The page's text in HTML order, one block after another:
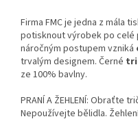
Firma FMC je jedna z mála
potisknout výrobek po celé
náročným postupem vzniká
trvalým designem. Černé
ze 100% bavlny.
PRANÍ A ŽEHLENÍ: Obraťte
Nepoužívejte bělidla.